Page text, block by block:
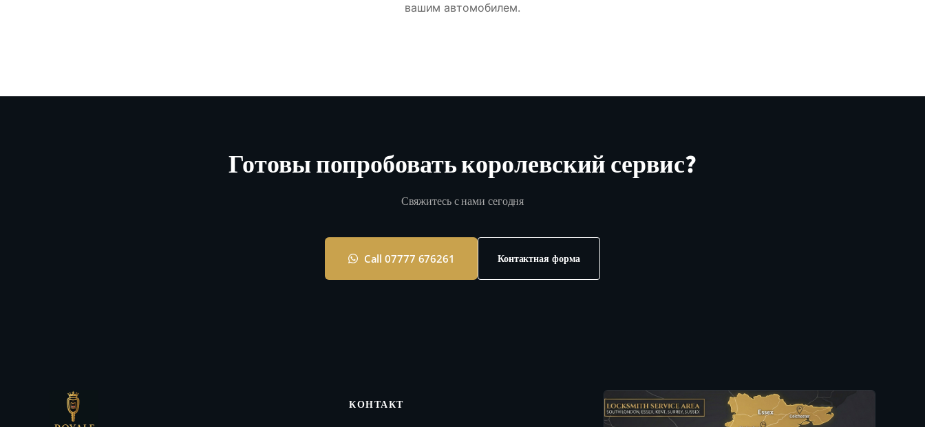
вашим автомобилем.
Готовы попробовать королевский сервис?
Свяжитесь с нами сегодня
Call 07777 676261 Контактная форма
КОНТАКТ